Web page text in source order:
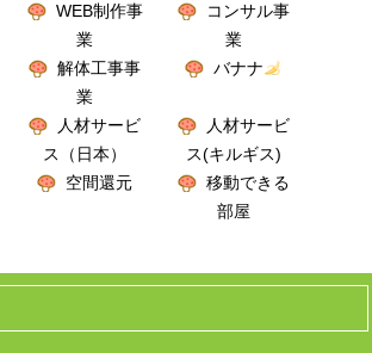
WEB制作事
業
コンサル事
業
解体工事事
業
バナナ
人材サービ
ス（日本）
人材サービ
ス(キルギス)
空間還元
移動できる
部屋